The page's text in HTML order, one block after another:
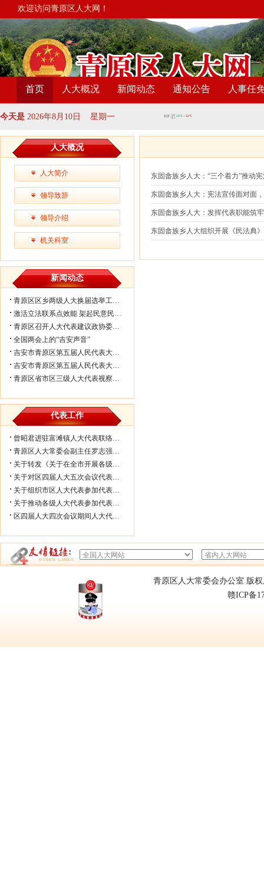
欢迎访问青原区人大网！
首页 人大概况 新闻动态 通知公告 人事任
今天是 2026年8月10日 星期一
人大概况
人大简介
领导致辞
领导介绍
机关科室
新闻动态
青原区区乡两级人大换届选举工作会议...
激活立法联系点效能 架起民意民生连...
青原区召开人大代表建议政协委员提案...
全国两会上的“吉安声音”
吉安市青原区第五届人民代表大会第七...
吉安市青原区第五届人民代表大会第七...
青原区省市区三级人大代表视察民生实...
代表工作
曾昭君进驻富滩镇人大代表联络工作站...
青原区人大常委会副主任罗志强带队赴...
关于转发《关于在全市开展各级人大代...
关于对区四届人大五次会议代表所提部...
关于组织市区人大代表参加代表联络工...
关于推动各级人大代表参加代表联络工...
区四届人大四次会议期间人大代表审议...
东固畲族乡人大：“三个着力”推动
东固畲族乡人大：宪法宣传面对面
东固畲族乡人大：发挥代表职能筑
东固畲族乡人大组织开展《民法典
青原区人大常委会办公室 版
赣ICP备